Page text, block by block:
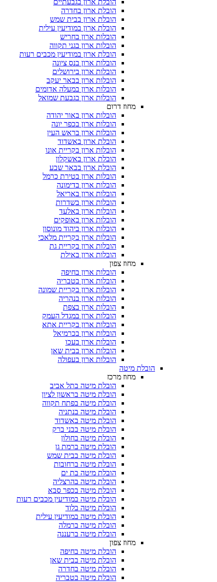
הובלת ארון בגבעתיים
הובלת ארון בחדרה
הובלת ארון בבית שמש
הובלת ארון במודיעין עילית
הובלות ארון בחריש
הובלות ארון בגני תקווה
הובלת ארון במודיעין מכבים רעות
הובלות ארון בנס ציונה
הובלות ארון בירושלים
הובלות ארון בבאר יעקב
הובלות ארון במעלה אדומים
הובלות ארון בגבעת שמואל
מחוז דרום
הובלות ארון באור יהודה
הובלות ארון בכפר יונה
הובלות ארון בראש העין
הובלת ארון באשדוד
הובלות ארון בקריית אונו
הובלת ארון באשקלון
הובלת ארון בבאר שבע
הובלות ארון בטירת כרמל
הובלות ארון בדימונה
הובלות ארון באריאל
הובלות ארון בשדרות
הובלות ארון באלעד
הובלות ארון באופקים
הובלות ארון ביהוד מונוסון
הובלות ארון בקריית מלאכי
הובלות ארון בקריית גת
הובלות ארון באילת
מחוז צפון
הובלות ארון בחיפה
הובלות ארון בטבריה
הובלות ארון בקריית שמונה
הובלות ארון בנהריה
הובלות ארון בצפת
הובלות ארון במגדל העמק
הובלות ארון בקריית אתא
הובלות ארון בכרמיאל
הובלות ארון בעכו
הובלות ארון בבית שאן
הובלות ארון בעפולה
הובלת מיטה
מחוז מרכז
הובלת מיטה בתל אביב
הובלת מיטה בראשון לציון
הובלת מיטה בפתח תקווה
הובלת מיטה בנתניה
הובלת מיטה באשדוד
הובלת מיטה בבני ברק
הובלת מיטה בחולון
הובלת מיטה ברמת גן
הובלת מיטה בבית שמש
הובלת מיטה ברחובות
הובלת מיטה בת ים
הובלת מיטה בהרצליה
הובלת מיטה בכפר סבא
הובלת מיטה במודיעין מכבים רעות
הובלת מיטה בלוד
הובלת מיטה במודיעין עילית
הובלת מיטה ברמלה
הובלת מיטה ברעננה
מחוז צפון
הובלת מיטה בחיפה
הובלת מיטה בבית שאן
הובלת מיטה בחדרה
הובלת מיטה בטבריה